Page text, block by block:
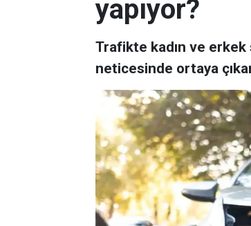
yapıyor?
Trafikte kadın ve erkek
neticesinde ortaya